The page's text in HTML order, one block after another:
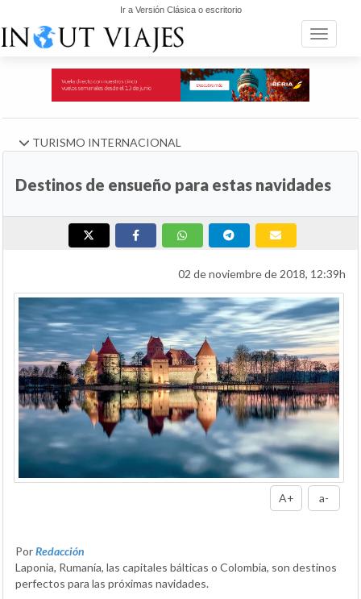
Ir a Versión Clásica o escritorio
Toggle
TURISMO INTERNACIONAL
Destinos de ensueño para estas navidades
02 de noviembre de 2018, 12:39h
A+ a-
PorRedacción
Laponia, Rumanía, las capitales bálticas o Colombia, son destinos
perfectos para las próximas navidades.